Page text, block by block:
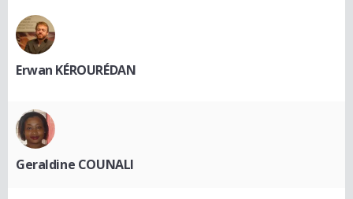
Erwan KÉROURÉDAN
Geraldine COUNALI